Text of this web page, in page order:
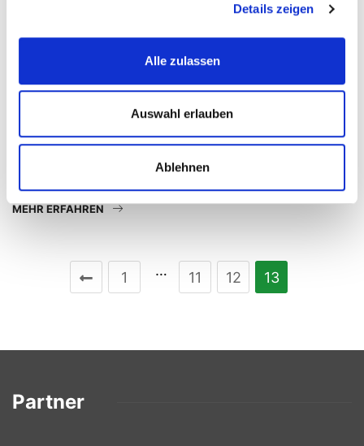
Details zeigen
Alle zulassen
Auswahl erlauben
Ablehnen
Tag der Vereine 2017
September 17, 2017
Am 16.09.2017 nahmen wir am 1. Tag der Vereine
MEHR ERFAHREN
1 … 11 12 13
Partner